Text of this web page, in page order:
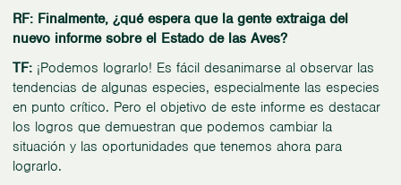
RF: Finalmente, ¿qué espera que la gente extraiga del
nuevo informe sobre el Estado de las Aves?
TF: ¡Podemos lograrlo! Es fácil desanimarse al observar las
tendencias de algunas especies, especialmente las especies
en punto crítico. Pero el objetivo de este informe es destacar
los logros que demuestran que podemos cambiar la
situación y las oportunidades que tenemos ahora para
lograrlo.